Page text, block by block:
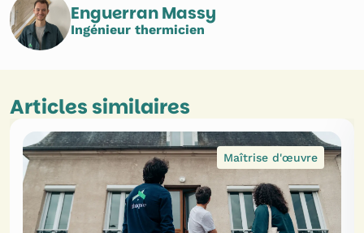
Enguerran Massy
Ingénieur thermicien
Articles similaires
Maîtrise d'œuvre